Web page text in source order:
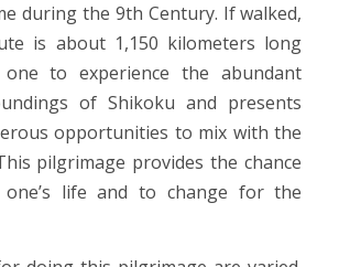
during the 9th Century. If walked,
is about 1,150 kilometers long
to experience the abundant
of Shikoku and presents
opportunities to mix with the
pilgrimage provides the chance
life and to change for the